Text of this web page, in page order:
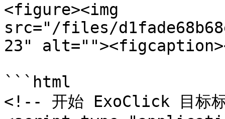
<figure><img
src="/files/
23"
```html
<!-- 开始 ExoClick 目标